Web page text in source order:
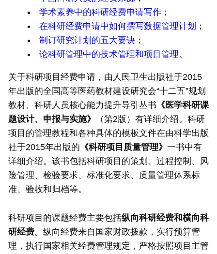
学术素养中的科研经费申请写作 ；
在科研经费申请中如何撰写数据管理计划 ；
制订研究计划的五大要诀 ；
论科研管理中的技术管理和项目管理。
关于科研项目经费申请，由人民卫生出版社于2015
年出版的全国高等医药教材建设研究会“十二五”规划
教材、科研人员核心能力提升导引丛书 《医学科研课
题设计、申报与实施》
（第2版）有详细介绍。科研
项目的管理教程和各种具体的模板文件在由科学出版
社于2015年出版的 《科研项目质量管理》 一书中有
详细介绍。该书包括科研项目的策划、过程控制、风
险管理、检验要求、标准化要求、质量管理体系标
准、验收和归档等。
科研项目的课题经费主要包括纵向科研经费和横向科
研经费。纵向经费来自国家财政拨款，实行预算管
理，执行国家相关经费管理规定，严格按照项目主管